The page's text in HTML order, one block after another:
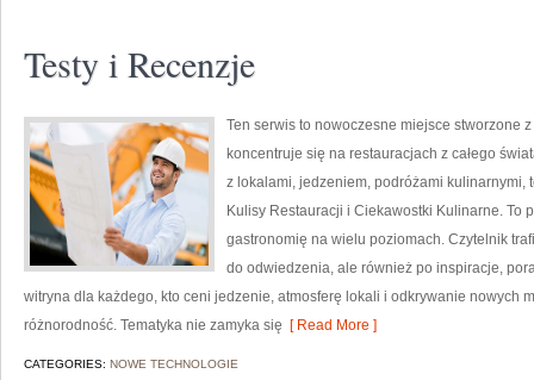
Testy i Recenzje
Ten serwis to nowoczesne miejsce stworzone
koncentruje się na restauracjach z całego
z lokalami, jedzeniem, podróżami kulinarnymi,
Kulisy Restauracji i Ciekawostki Kulinarne. To
gastronomię na wielu poziomach. Czytelnik
do odwiedzenia, ale również po inspiracje,
witryna dla każdego, kto ceni jedzenie, atmosferę lokali i odkrywanie nowych
różnorodność. Tematyka nie zamyka się [ Read More ]
CATEGORIES: NOWE TECHNOLOGIE